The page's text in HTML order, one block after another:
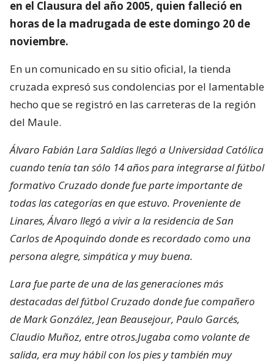
en el Clausura del año 2005, quien falleció en
horas de la madrugada de este domingo 20 de
noviembre.
En un comunicado en su sitio oficial, la tienda
cruzada expresó sus condolencias por el lamentable
hecho que se registró en las carreteras de la región
del Maule.
Álvaro Fabián Lara Saldías llegó a Universidad Católica
cuando tenía tan sólo 14 años para integrarse al fútbol
formativo Cruzado donde fue parte importante de
todas las categorías en que estuvo. Proveniente de
Linares, Álvaro llegó a vivir a la residencia de San
Carlos de Apoquindo donde es recordado como una
persona alegre, simpática y muy buena.
Lara fue parte de una de las generaciones más
destacadas del fútbol Cruzado donde fue compañero
de Mark González, Jean Beausejour, Paulo Garcés,
Claudio Muñoz, entre otros.Jugaba como volante de
salida, era muy hábil con los pies y también muy